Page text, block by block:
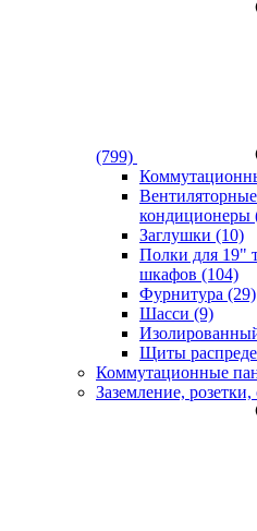
(799)
кондиционеры
Заглушки (10)
Полки для 19"
шкафов (104)
Фурнитура (29)
Шасси (9)
Щиты
Коммутационные
Заземление,